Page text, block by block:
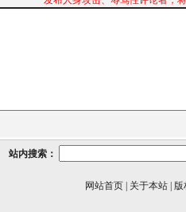
站内搜索：
网站首页 关于本站 版